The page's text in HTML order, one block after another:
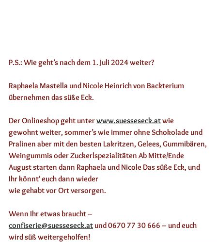
P.S.: Wie geht’s nach dem 1. Juli 2024 weiter?
Raphaela Mastella und Nicole Heinrich von Backterium
übernehmen das süße Eck.
Der Onlineshop geht unter www.suesseseck.at wie
gewohnt weiter, sommer’s wie immer ohne Schokolade und
Pralinen aber mit den besten Lakritzen, Gelees, Gummibären,
Weingummis oder Zuckerlspezialitäten Ab Mitte/Ende
August starten dann Raphaela und Nicole Das süße Eck, und
Ihr könnt‘ euch dann wieder
wie gehabt vor Ort versorgen.
Wenn Ihr etwas braucht –
confiserie@suesseseck.at und 0670 77 30 666 – und euch
wird süß weitergeholfen!